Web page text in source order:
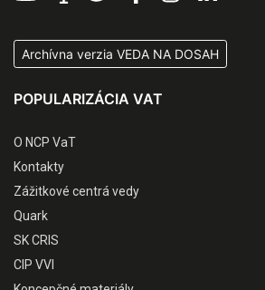
Archívna verzia VEDA NA DOSAH
POPULARIZÁCIA VAT
O NCP VaT
Kontakty
Zážitkové centrá vedy
Quark
SK CRIS
CIP VVI